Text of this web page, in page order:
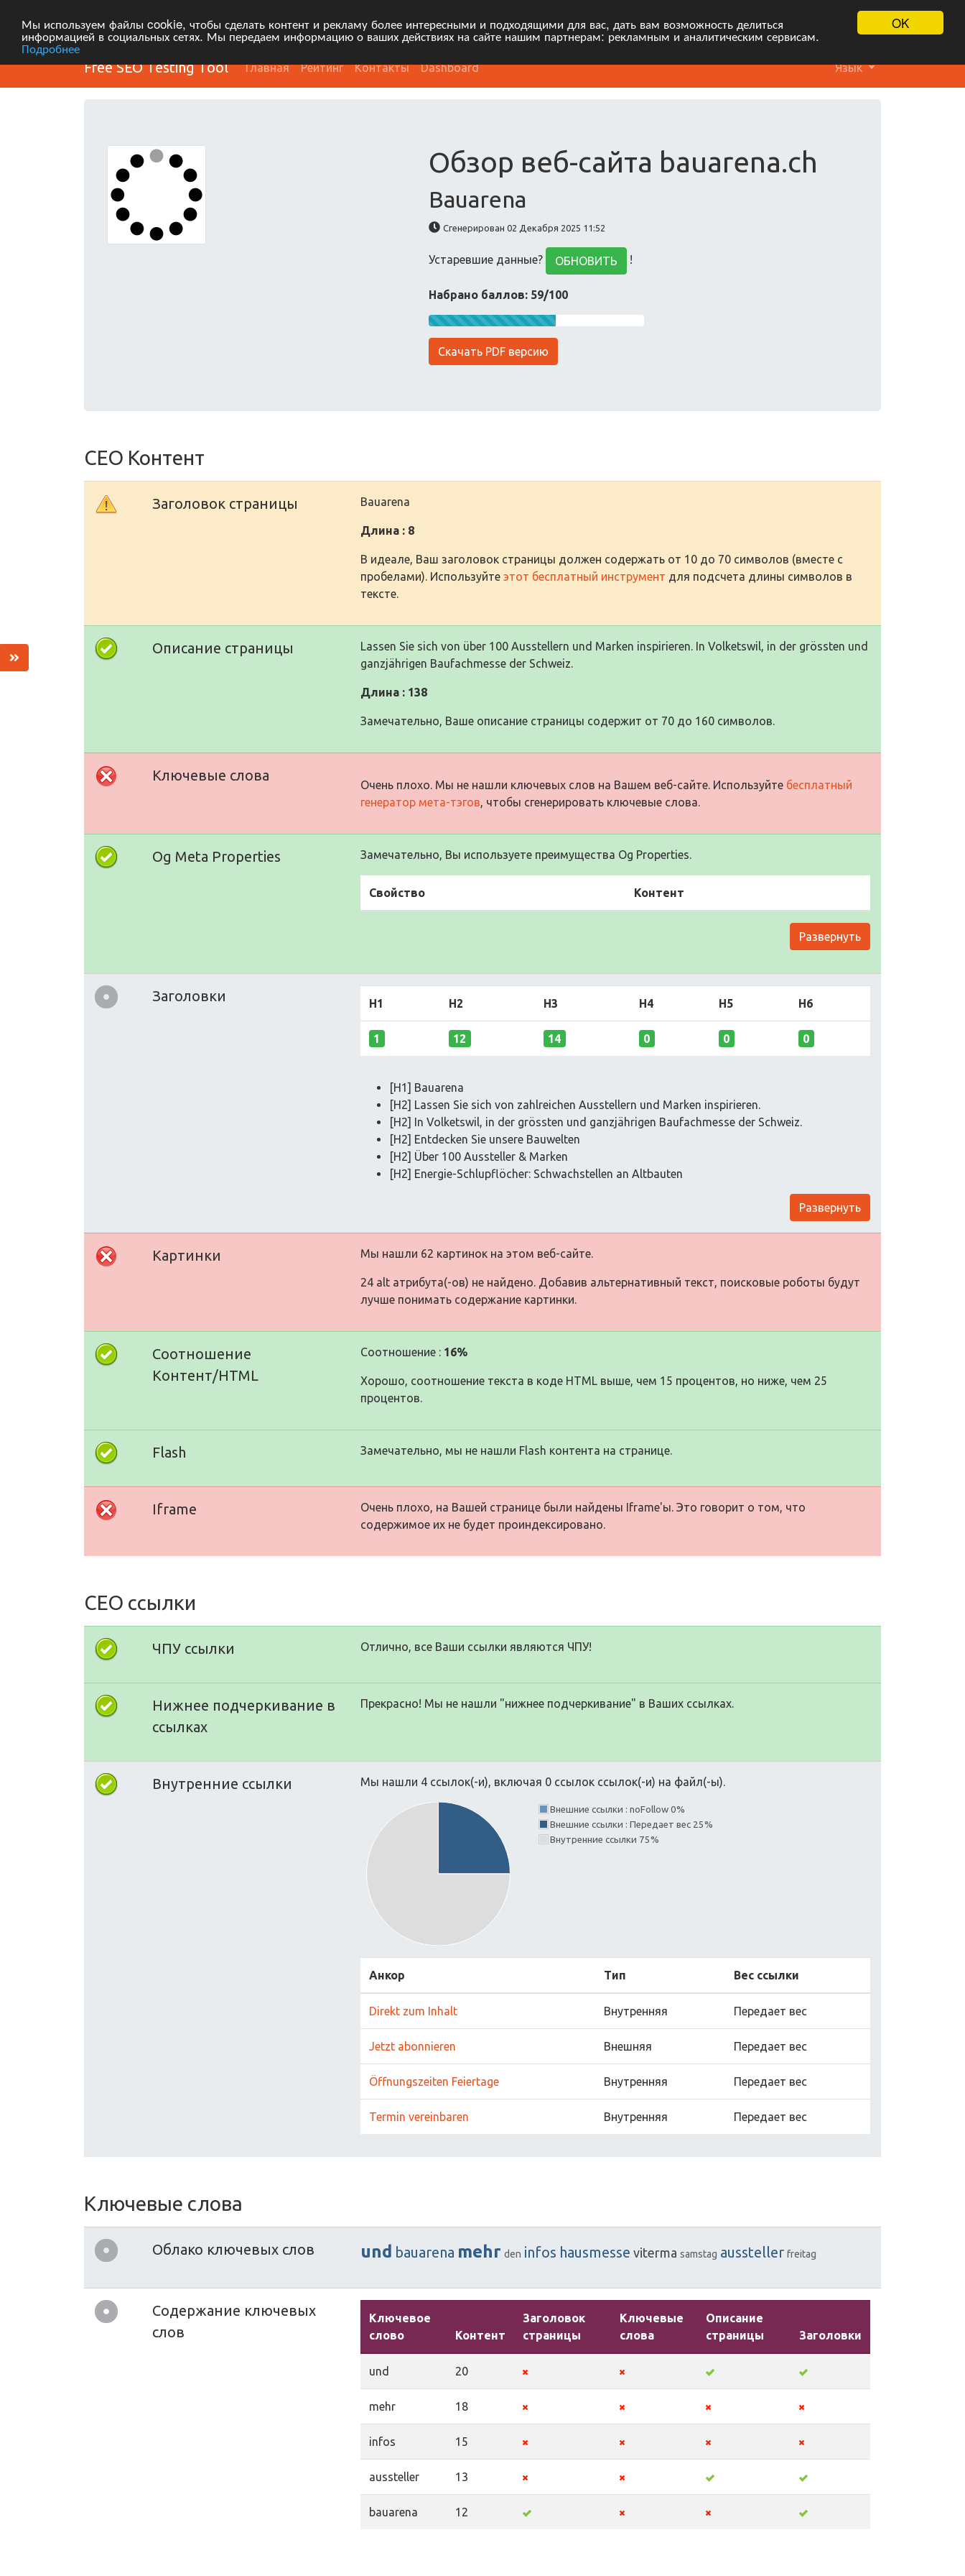
OK
Мы используем файлы cookie, чтобы сделать контент и рекламу более интересными и подходящими для вас, дать вам возможность делиться
информацией в социальных сетях. Мы передаем информацию о ваших действиях на сайте нашим партнерам: рекламным и аналитическим сервисам.
Подробнее
Free SEO Testing Tool Главная Рейтинг Контакты Dashboard Язык
Обзор веб-сайта bauarena.ch
Bauarena
Сгенерирован 02 Декабря 2025 11:52
Устаревшие данные? ОБНОВИТЬ !
Набрано баллов: 59/100
Скачать PDF версию
СЕО Контент
Заголовок страницы Bauarena
Длина : 8
В идеале, Ваш заголовок страницы должен содержать от 10 до 70 символов (вместе с
пробелами). Используйте этот бесплатный инструмент для подсчета длины символов в
тексте.
Описание страницы
Lassen Sie sich von über 100 Ausstellern und Marken inspirieren. In Volketswil, in der grössten und
ganzjährigen Baufachmesse der Schweiz.
Длина : 138
Замечательно, Ваше описание страницы содержит от 70 до 160 символов.
Ключевые слова
Очень плохо. Мы не нашли ключевых слов на Вашем веб-сайте. Используйте бесплатный
генератор мета-тэгов, чтобы сгенерировать ключевые слова.
Og Meta Properties Замечательно, Вы используете преимущества Og Properties.
Свойство Контент
Развернуть
Заголовки H1 H2 H3 H4 H5 H6
1 12 14 0 0 0
[H1] Bauarena
[H2] Lassen Sie sich von zahlreichen Ausstellern und Marken inspirieren.
[H2] In Volketswil, in der grössten und ganzjährigen Baufachmesse der Schweiz.
[H2] Entdecken Sie unsere Bauwelten
[H2] Über 100 Aussteller & Marken
[H2] Energie-Schlupflöcher: Schwachstellen an Altbauten
Развернуть
Картинки Мы нашли 62 картинок на этом веб-сайте.
24 alt атрибута(-ов) не найдено. Добавив альтернативный текст, поисковые роботы будут
лучше понимать содержание картинки.
Соотношение
Контент/HTML
Соотношение : 16%
Хорошо, соотношение текста в коде HTML выше, чем 15 процентов, но ниже, чем 25
процентов.
Flash Замечательно, мы не нашли Flash контента на странице.
Iframe
Очень плохо, на Вашей странице были найдены Iframe'ы. Это говорит о том, что
содержимое их не будет проиндексировано.
СЕО ссылки
ЧПУ ссылки Отлично, все Ваши ссылки являются ЧПУ!
Нижнее подчеркивание в
ссылках
Прекрасно! Мы не нашли "нижнее подчеркивание" в Ваших ссылках.
Внутренние ссылки Мы нашли 4 ссылок(-и), включая 0 ссылок ссылок(-и) на файл(-ы).
Внешние ссылки : noFollow 0%
Внешние ссылки : Передает вес 25%
Внутренние ссылки 75%
Анкор Тип Вес ссылки
Direkt zum Inhalt Внутренняя Передает вес
Jetzt abonnieren Внешняя Передает вес
Öffnungszeiten Feiertage Внутренняя Передает вес
Termin vereinbaren Внутренняя Передает вес
Ключевые слова
Облако ключевых слов und bauarena mehr den infos hausmesse viterma samstag aussteller freitag
Содержание ключевых
слов
Ключевое
слово
Контент
Заголовок
страницы
Ключевые
слова
Описание
страницы
Заголовки
und 20
mehr 18
infos 15
aussteller 13
bauarena 12